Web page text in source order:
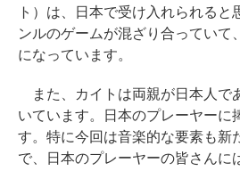
ト）は、日本で受け入れられると
ンルのゲームが混ざり合っていて
になっています。
また、カイトは両親が日本人で
いています。日本のプレーヤーに
す。特に今回は音楽的な要素も新
で、日本のプレーヤーの皆さんに